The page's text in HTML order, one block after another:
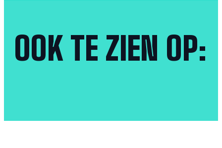
OOK TE ZIEN OP: